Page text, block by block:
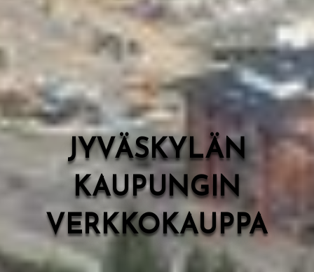
JYVÄSKYLÄN
KAUPUNGIN
VERKKOKAUPPA